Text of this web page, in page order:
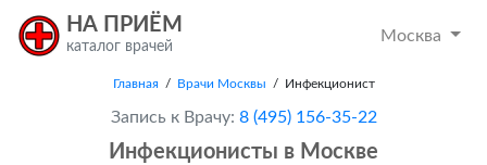
НА ПРИЁМ
каталог врачей
Москва
Главная / Врачи Москвы / Инфекционист
Запись к Врачу: 8 (495) 156-35-22
Инфекционисты в Москвe